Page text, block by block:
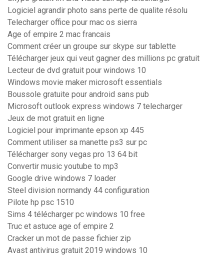
Logiciel agrandir photo sans perte de qualite résolu
Telecharger office pour mac os sierra
Age of empire 2 mac francais
Comment créer un groupe sur skype sur tablette
Télécharger jeux qui veut gagner des millions pc gratuit
Lecteur de dvd gratuit pour windows 10
Windows movie maker microsoft essentials
Boussole gratuite pour android sans pub
Microsoft outlook express windows 7 telecharger
Jeux de mot gratuit en ligne
Logiciel pour imprimante epson xp 445
Comment utiliser sa manette ps3 sur pc
Télécharger sony vegas pro 13 64 bit
Convertir music youtube to mp3
Google drive windows 7 loader
Steel division normandy 44 configuration
Pilote hp psc 1510
Sims 4 télécharger pc windows 10 free
Truc et astuce age of empire 2
Cracker un mot de passe fichier zip
Avast antivirus gratuit 2019 windows 10